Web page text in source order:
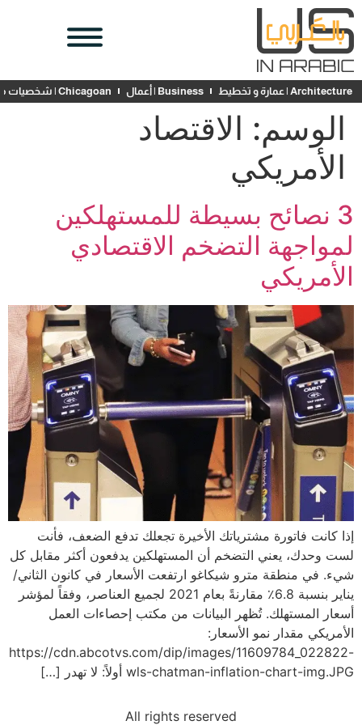
Architecture | عمارة و تخطيط Business | أعمال Chicagoan | شخصيات محلية
الوسم: الاقتصاد
الأمريكي
3 نصائح بسيطة للمستهلكين
لمواجهة التضخم الاقتصادي
الأمريكي
إذا كانت فاتورة مشترياتك الأخيرة تجعلك تدفع الضعف، فأنت
لست وحدك، يعني التضخم أن المستهلكين يدفعون أكثر مقابل كل
شيء. في منطقة مترو شيكاغو ارتفعت الأسعار في كانون الثاني/
يناير بنسبة 6.8٪ مقارنةً بعام 2021 لجميع العناصر، وفقاً لمؤشر
أسعار المستهلك. تُظهر البيانات من مكتب إحصاءات العمل
الأمريكي مقدار نمو الأسعار:
https://cdn.abcotvs.com/dip/images/11609784_022822-
wls-chatman-inflation-chart-img.JPG أولاً: لا تهدر […]
All rights reserved